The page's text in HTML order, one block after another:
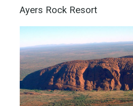
Ayers Rock Resort